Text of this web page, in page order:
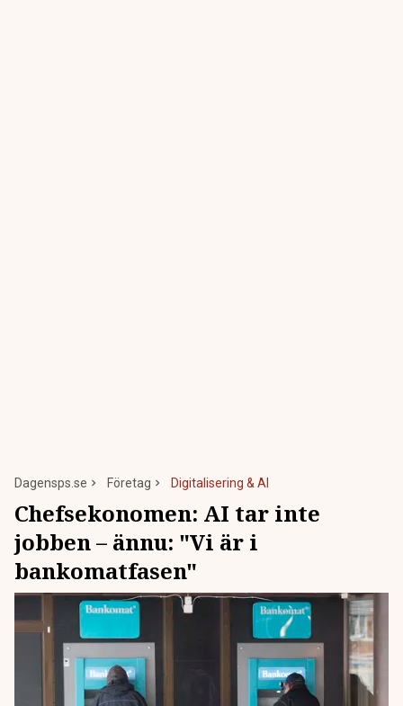
Dagensps.se Företag Digitalisering & AI
Chefsekonomen: AI tar inte
jobben – ännu: "Vi är i
bankomatfasen"